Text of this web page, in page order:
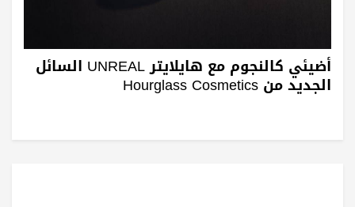
أضيئي كالنجوم مع هايلايتر UNREAL السائل
الجديد من Hourglass Cosmetics